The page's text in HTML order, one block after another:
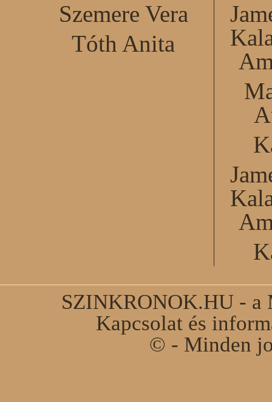
Szemere Vera
Tóth Anita
SZINKRONOK.HU - a
Kapcsolat és
© - Minden